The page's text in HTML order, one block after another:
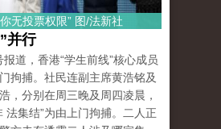
无投票权限” 图/法新社
并行
道，香港“学生前线”核心成员
拘捕。社民连副主席黄浩铭及
，分别在周三晚及周四凌晨，
法集结”为由上门拘捕。二人正